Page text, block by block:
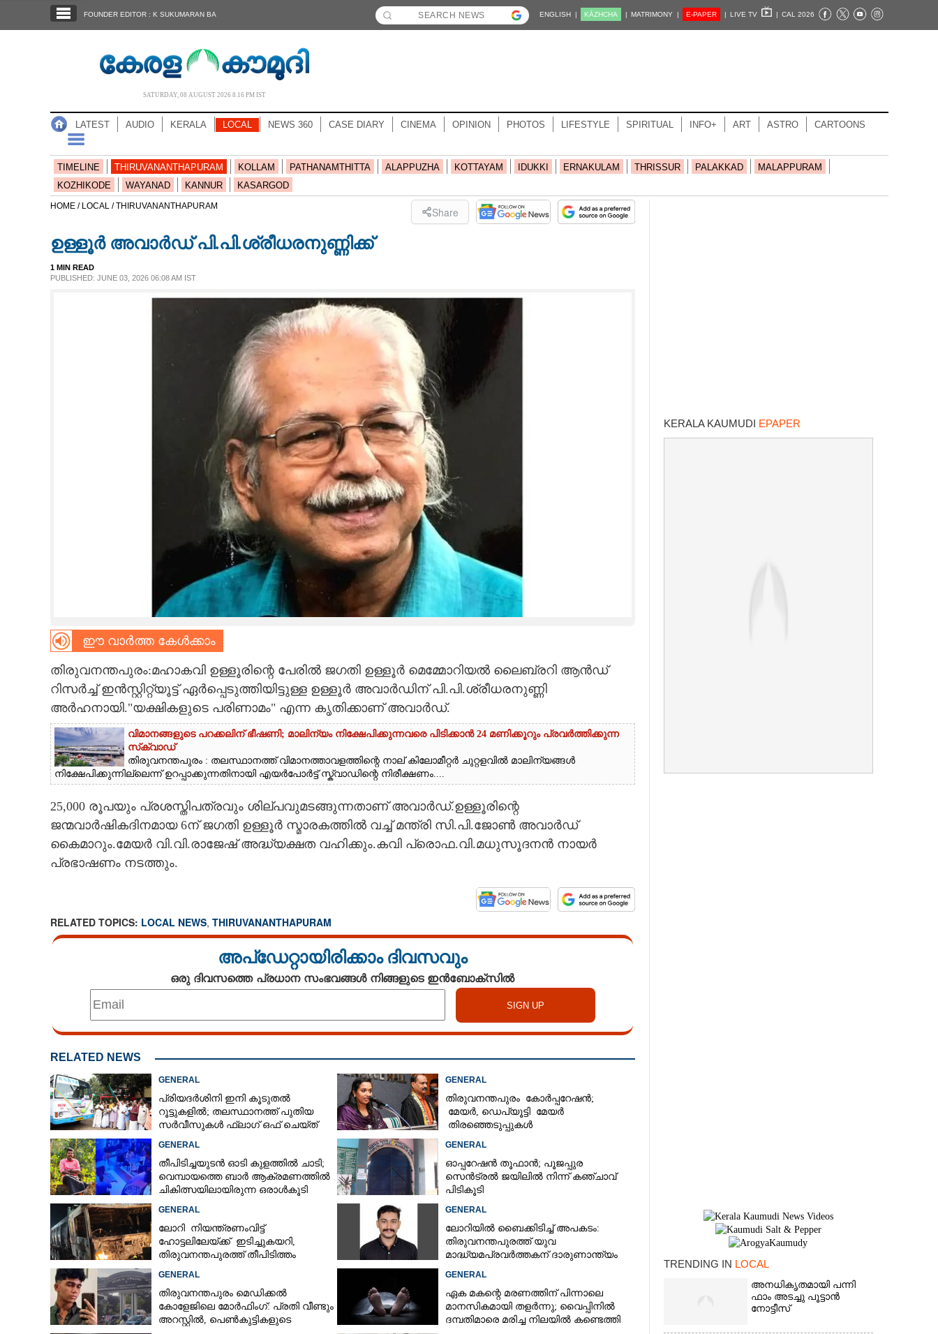
NOTIFIED NEWS
NEWS 360
CARTOONS
LITERATURE
CONTACT US
FOUNDER EDITOR : K SUKUMARAN BA ENGLISH | KĀZHCHA | MATRIMONY | E-PAPER | LIVE TV | CAL 2026
SATURDAY, 08 AUGUST 2026 8.16 PM IST
LATEST AUDIO KERALA LOCAL NEWS 360 CASE DIARY CINEMA OPINION PHOTOS LIFESTYLE SPIRITUAL INFO+ ART ASTRO CARTOONS
TIMELINE THIRUVANANTHAPURAM KOLLAM PATHANAMTHITTA ALAPPUZHA KOTTAYAM IDUKKI ERNAKULAM THRISSUR PALAKKAD
MALAPPURAM
KOZHIKODE
WAYANAD KANNUR KASARGOD
HOME / LOCAL /THIRUVANANTHAPURAM Share
ഉള്ളൂർ അവാർഡ് പി.പി.ശ്രീധരനുണ്ണിക്ക്
1 MIN READ
PUBLISHED: JUNE 03, 2026 06:08 AM IST
ഈ വാർത്ത കേൾക്കാം
തിരുവനന്തപുരം:മഹാകവി ഉള്ളൂരിന്റെ പേരിൽ ജഗതി ഉള്ളൂർ മെമ്മോറിയൽ ലൈബ്രറി ആൻഡ്
റിസർച്ച് ഇൻസ്റ്റിറ്റ്യൂട്ട് ഏർപ്പെടുത്തിയിട്ടുള്ള ഉള്ളൂർ അവാർഡിന് പി.പി.ശ്രീധരനുണ്ണി
അർഹനായി."യക്ഷികളുടെ പരിണാമം" എന്ന കൃതിക്കാണ് അവാർഡ്.
വിമാനങ്ങളുടെ പറക്കലിന് ഭീഷണി;​ മാലിന്യം നിക്ഷേപിക്കുന്നവരെ പിടിക്കാൻ 24 മണിക്കൂറും പ്രവർത്തിക്കുന്ന
സ്‌ക്വാഡ്
തിരുവനന്തപുരം : തലസ്ഥാനത്ത് വിമാനത്താവളത്തിന്റെ നാല് കിലോമീറ്റർ ചുറ്റളവിൽ മാലിന്യങ്ങൾ
നിക്ഷേപിക്കുന്നില്ലെന്ന് ഉറപ്പാക്കുന്നതിനായി എയർപോർട്ട് സ്ക്വാഡിന്റെ നിരീക്ഷണം....
25,000 രൂപയും പ്രശസ്തിപത്രവും ശില്പവുമടങ്ങുന്നതാണ് അവാർഡ്.ഉള്ളൂരിന്റെ
ജന്മവാർഷികദിനമായ 6ന് ജഗതി ഉള്ളൂർ സ്മാരകത്തിൽ വച്ച് മന്ത്രി സി.പി.ജോൺ അവാർഡ്
കൈമാറും.മേയർ വി.വി.രാജേഷ് അദ്ധ്യക്ഷത വഹിക്കും.കവി പ്രൊഫ.വി.മധുസൂദനൻ നായർ
പ്രഭാഷണം നടത്തും.
RELATED TOPICS: LOCAL NEWS, THIRUVANANTHAPURAM
അപ്ഡേറ്റായിരിക്കാം ദിവസവും
ഒരു ദിവസത്തെ പ്രധാന സംഭവങ്ങൾ നിങ്ങളുടെ ഇൻബോക്സിൽ
RELATED NEWS
GENERAL
പ്രിയദർശിനി ഇനി കൂടുതൽ
റൂട്ടുകളിൽ; തലസ്ഥാനത്ത് പുതിയ
സർവീസുകൾ ഫ്ലാഗ് ഒഫ് ചെയ്ത്
GENERAL
തിരുവനന്തപുരം കോർപ്പറേഷൻ;
മേയർ, ഡെപ്യൂട്ടി മേയർ
തിരഞ്ഞെടുപ്പുകൾ
GENERAL
തീപിടിച്ചയുടൻ ഓടി കുളത്തിൽ ചാടി;
വെമ്പായത്തെ ബാർ ആക്രമണത്തിൽ
ചികിത്സയിലായിരുന്ന ഒരാൾകൂടി
GENERAL
ഓപ്പറേഷൻ തൂഫാൻ; പൂജപ്പുര
സെൻട്രൽ ജയിലിൽ നിന്ന് കഞ്ചാവ്
പിടികൂടി
GENERAL
ലോറി നിയന്ത്രണംവിട്ട്
ഹോട്ടലിലേയ്ക്ക് ഇടിച്ചുകയറി,
തിരുവനന്തപുരത്ത് തീപിടിത്തം
GENERAL
ലോറിയിൽ ബൈക്കിടിച്ച് അപകടം:
തിരുവനന്തപുരത്ത് യുവ
മാദ്ധ്യമപ്രവർത്തകന് ദാരുണാന്ത്യം
GENERAL
തിരുവനന്തപുരം മെഡിക്കൽ
കോളേജിലെ മോർഫിംഗ്: പ്രതി വീണ്ടും
അറസ്റ്റിൽ, പെൺകുട്ടികളുടെ
GENERAL
ഏക മകന്റെ മരണത്തിന് പിന്നാലെ
മാനസികമായി തളർന്നു; വൈപ്പിനിൽ
ദമ്പതിമാരെ മരിച്ച നിലയിൽ കണ്ടെത്തി
KERALA KAUMUDI EPAPER
TRENDING IN LOCAL
അനധികൃതമായി പന്നി
ഫാം അടച്ചു പൂട്ടാൻ
നോട്ടീസ്